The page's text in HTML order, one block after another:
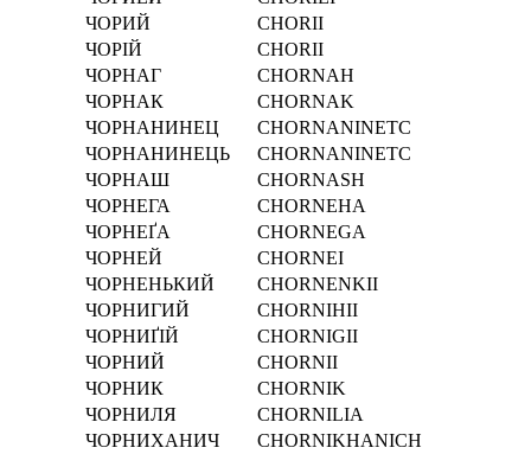
ЧОРИЙ
CHORII
ЧОРІЙ
CHORІI
ЧОРНАГ
CHORNAH
ЧОРНАК
CHORNAK
ЧОРНАНИНЕЦ
CHORNANINETC
ЧОРНАНИНЕЦЬ
CHORNANINETC
ЧОРНАШ
CHORNASH
ЧОРНЕГА
CHORNEHA
ЧОРНЕҐА
CHORNEGA
ЧОРНЕЙ
CHORNEI
ЧОРНЕНЬКИЙ
CHORNENKII
ЧОРНИГИЙ
CHORNIHII
ЧОРНИҐІЙ
CHORNIGІI
ЧОРНИЙ
CHORNII
ЧОРНИК
CHORNIK
ЧОРНИЛЯ
CHORNILIA
ЧОРНИХАНИЧ
CHORNIKHANICH